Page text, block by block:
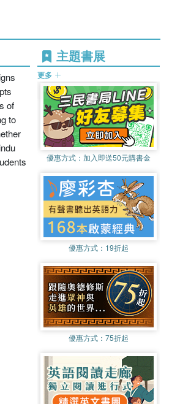
of
to
主題書展
更多
優惠方式： 加入即送50元購書金
優惠方式： 19折起
優惠方式： 75折起